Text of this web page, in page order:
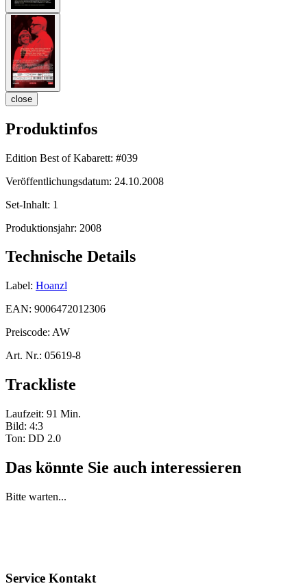
close
Produktinfos
Edition Best of Kabarett: #039
Veröffentlichungsdatum: 24.10.2008
Set-Inhalt: 1
Produktionsjahr: 2008
Technische Details
Label: Hoanzl
EAN: 9006472012306
Preiscode: AW
Art. Nr.: 05619-8
Trackliste
Laufzeit: 91 Min.
Bild: 4:3
Ton: DD 2.0
Das könnte Sie auch interessieren
Bitte warten...
Service Kontakt